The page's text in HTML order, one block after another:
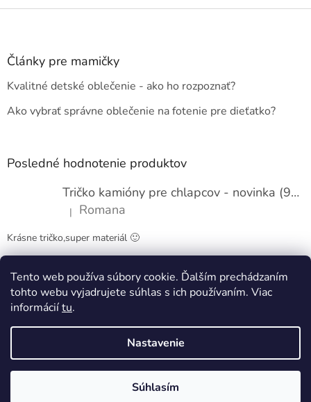
Tento web používa súbory cookie. Ďalším prechádzaním
tohto webu vyjadrujete súhlas s ich používaním. Viac
informáciítu.
Nastavenie
Súhlasím
Z
Články pre mamičky
Kvalitné detské oblečenie - ako ho rozpoznať?
Ako vybrať správne oblečenie na fotenie pre dieťatko?
Posledné hodnotenie produktov
Tričko kamióny pre chlapcov - novinka (98-134)
Hodnotenie produktu je 5 z 5 hviezdičiek.
| Romana
Krásne tričko,super materiál 🙂
Obchodné podmienky Kontakty
Vytvoril Shoptet
Pappy kids. Všetky práva vyhradené.